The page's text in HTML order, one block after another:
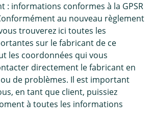
: informations conformes à la GPSR
au nouveau règlement
trouverez ici toutes les
sur le fabricant de ce
les coordonnées qui vous
directement le fabricant en
de problèmes. Il est important
en tant que client, puissiez
à toutes les informations